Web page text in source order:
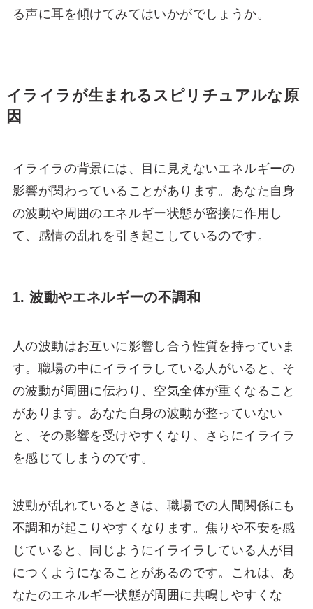
る声に耳を傾けてみてはいかがでしょうか。
イライラが生まれるスピリチュアルな原
因
イライラの背景には、目に見えないエネルギーの
影響が関わっていることがあります。あなた自身
の波動や周囲のエネルギー状態が密接に作用し
て、感情の乱れを引き起こしているのです。
1. 波動やエネルギーの不調和
人の波動はお互いに影響し合う性質を持っていま
す。職場の中にイライラしている人がいると、そ
の波動が周囲に伝わり、空気全体が重くなること
があります。あなた自身の波動が整っていない
と、その影響を受けやすくなり、さらにイライラ
を感じてしまうのです。
波動が乱れているときは、職場での人間関係にも
不調和が起こりやすくなります。焦りや不安を感
じていると、同じようにイライラしている人が目
につくようになることがあるのです。これは、あ
なたのエネルギー状態が周囲に共鳴しやすくな